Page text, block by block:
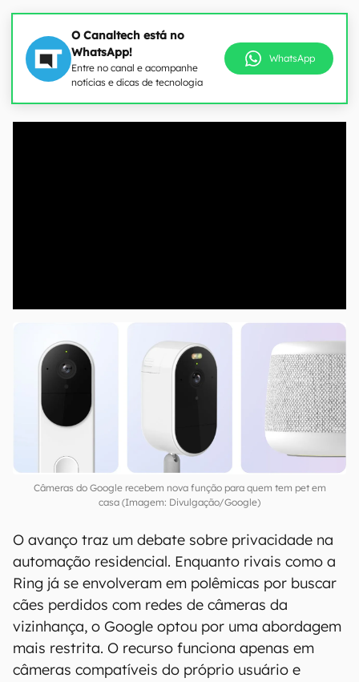
O Canaltech está no
WhatsApp!
Entre no canal e acompanhe
notícias e dicas de tecnologia
WhatsApp
Câmeras do Google recebem nova função para quem tem pet em
casa (Imagem: Divulgação/Google)
O avanço traz um debate sobre privacidade na
automação residencial. Enquanto rivais como a
Ring já se envolveram em polêmicas por buscar
cães perdidos com redes de câmeras da
vizinhança, o Google optou por uma abordagem
mais restrita. O recurso funciona apenas em
câmeras compatíveis do próprio usuário e